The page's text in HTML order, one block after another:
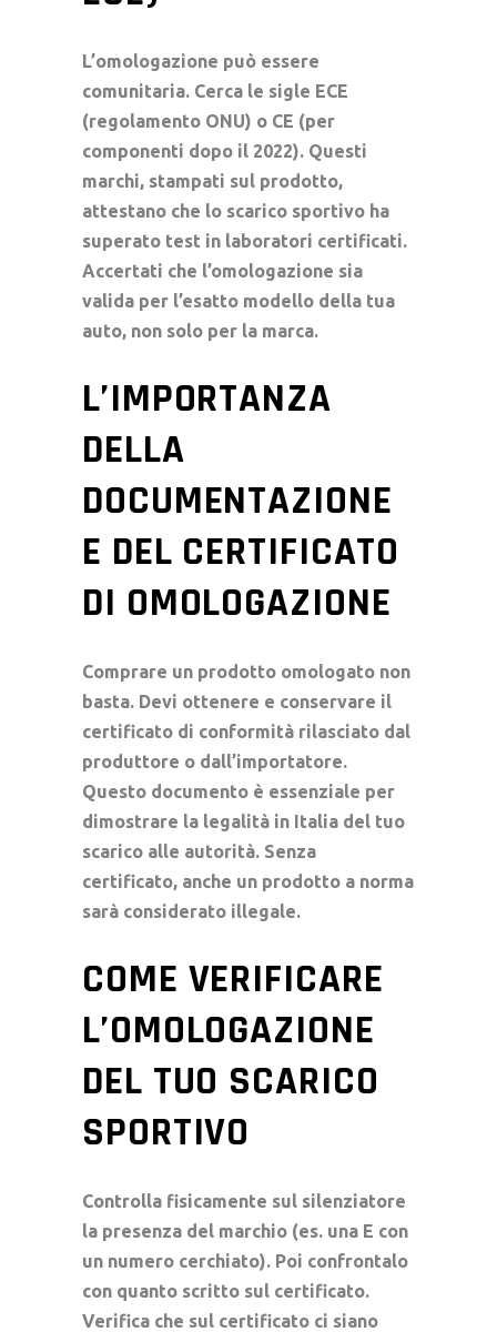
L’omologazione può essere
comunitaria. Cerca le sigle ECE
(regolamento ONU) o CE (per
componenti dopo il 2022). Questi
marchi, stampati sul prodotto,
attestano che lo scarico sportivo ha
superato test in laboratori certificati.
Accertati che l’omologazione sia
valida per l’esatto modello della tua
auto, non solo per la marca.
L’IMPORTANZA
DELLA
DOCUMENTAZIONE
E DEL CERTIFICATO
DI OMOLOGAZIONE
Comprare un prodotto omologato non
basta. Devi ottenere e conservare il
certificato di conformità rilasciato dal
produttore o dall’importatore.
Questo documento è essenziale per
dimostrare la legalità in Italia del tuo
scarico alle autorità. Senza
certificato, anche un prodotto a norma
sarà considerato illegale.
COME VERIFICARE
L’OMOLOGAZIONE
DEL TUO SCARICO
SPORTIVO
Controlla fisicamente sul silenziatore
la presenza del marchio (es. una E con
un numero cerchiato). Poi confrontalo
con quanto scritto sul certificato.
Verifica che sul certificato ci siano